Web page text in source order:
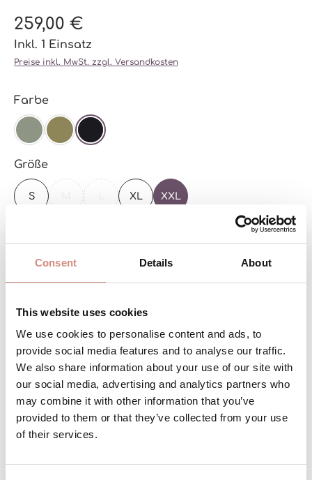
Consent Details About
This website uses cookies
We use cookies to personalise content and ads, to
provide social media features and to analyse our traffic.
We also share information about your use of our site with
our social media, advertising and analytics partners who
may combine it with other information that you’ve
provided to them or that they’ve collected from your use
of their services.
259,00 €
Inkl. 1 Einsatz
Preise inkl. MwSt. zzgl. Versandkosten
Farbeauswählen
AGAVEKHAKI SCHWARZ
Größeauswählen
S (DIESE OPTION IST ZURZEIT NICHT VERFÜGBAR.)
(DIESE OPTION IST ZURZEIT NICHT
XL XXL
Versandbereit – schon in wenigen Tagen bei
dir!
Produkt Anzahl: Gib den
Stk IN DEN WARENKORB
Produktnummer: MJsoft-pro-xxl-sw
BESCHREIBUNG